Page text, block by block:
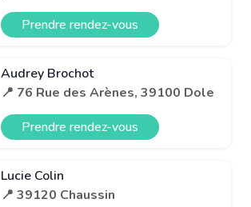
Prendre rendez-vous
Audrey Brochot
📍 76 Rue des Arènes, 39100 Dole
Prendre rendez-vous
Lucie Colin
📍 39120 Chaussin